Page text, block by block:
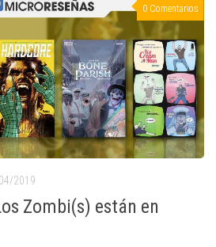
0 Comentarios
2019
Zombi(s) están en